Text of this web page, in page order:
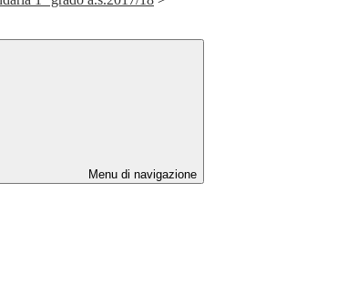
Menu di navigazione